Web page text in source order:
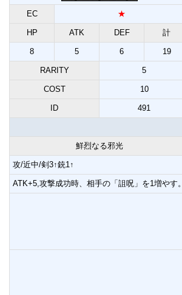
EC ★
HP ATK DEF 計
8 5 6 19
RARITY 5
COST 10
ID 491
鮮烈なる邪光
攻/近中/剣3↑銃1↑
ATK+5,攻撃成功時、相手の「詛呪」を1増やす。